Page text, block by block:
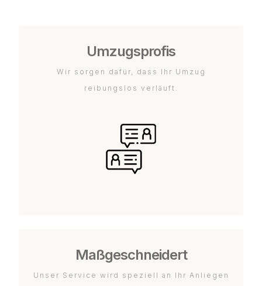
Umzugsprofis
Wir sorgen dafür, dass Ihr Umzug
reibungslos verläuft.
Maßgeschneidert
Unser Service wird speziell an Ihr Anliegen